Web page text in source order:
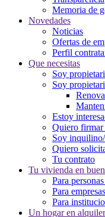
Memoria de
Novedades
Noticias
Ofertas de
Perfil
Que necesitas
Soy
Soy
Estoy
Quiero firmar
Soy
Quiero
Tu contrato
Tu vivienda en
Para
Para
Para
Un hogar en